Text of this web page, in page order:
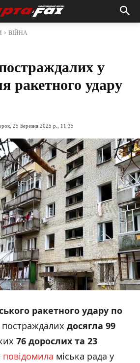
ВІЙНА
у
ракетного удару
25 Березня 2025 р., 11:35
ракетного удару по
постраждалих досягла 99
76 дорослих та 23
повідомила міська рада у